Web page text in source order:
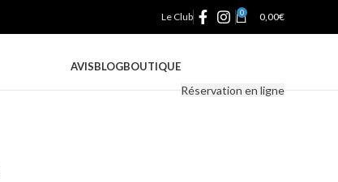
Le Club 0 0,00€
AVISBLOGBOUTIQUE
Réservation en ligne